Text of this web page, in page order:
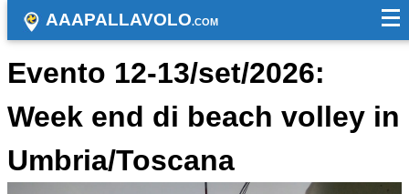
AAAPALLAVOLO.COM
Evento 12-13/set/2026:
Week end di beach volley in
Umbria/Toscana